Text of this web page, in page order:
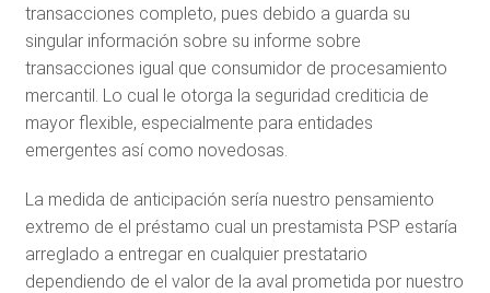
transacciones completo, pues debido a guarda su
singular información sobre su informe sobre
transacciones igual que consumidor de procesamiento
mercantil. Lo cual le otorga la seguridad crediticia de
mayor flexible, especialmente para entidades
emergentes así­ como novedosas.
La medida de anticipación serí­a nuestro pensamiento
extremo de el préstamo cual un prestamista PSP estaría
arreglado a entregar en cualquier prestatario
dependiendo de el valor de la aval prometida por nuestro